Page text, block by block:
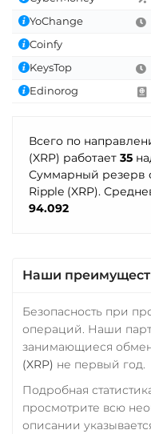
CRONOS
OP
BASE
XLM
SUI
Utopia USD (UUSD)
Verge (XVG)
WAVES
Wrapped Bitcoin
ERC20 AVAXC
Yearn.finance (YFI)
Zcash (ZEC)
YoChange
Coinfy
KeysTop
Edinorog
Всего по
(XRP) работает 35
Суммарный резерв
Ripple (XRP).
94.092
Наши
Безопасность при
операций. Наши
занимающиеся
(XRP) не первый год.
Подробная
просмотрите всю
описании